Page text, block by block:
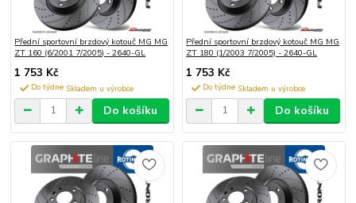
Přední sportovní brzdový kotouč MG MG
ZT 160 (6/2001 7/2005) - 2640-GL
1 753 Kč
Do týdne
Do košíku
Přední sportovní brzdový kotouč MG MG
ZT 180 (1/2003 7/2005) - 2640-GL
1 753 Kč
Do týdne
Do košíku